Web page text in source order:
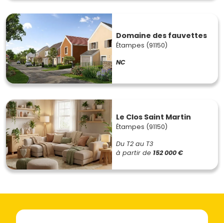
Domaine des fauvettes
Étampes (91150)
NC
Le Clos Saint Martin
Étampes (91150)
Du T2 au T3
à partir de 152 000 €